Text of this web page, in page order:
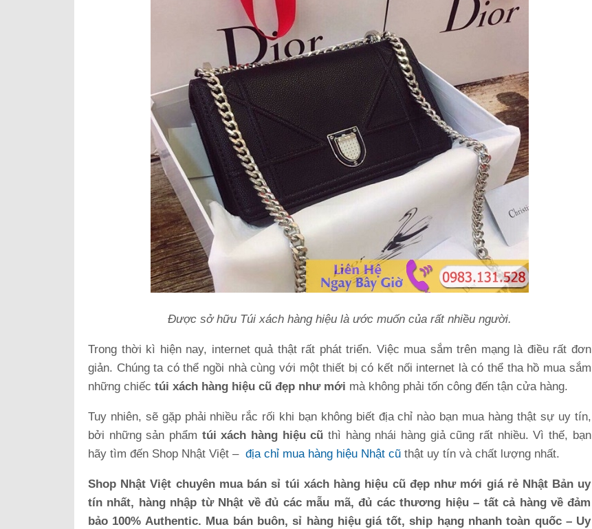
Được sở hữu Túi xách hàng hiệu là ước muốn của rất nhiều người.
Trong thời kì hiện nay, internet quả thật rất phát triển. Việc mua sắm trên mạng là điều rất đơn
giản. Chúng ta có thể ngồi nhà cùng với một thiết bị có kết nối internet là có thể tha hồ mua sắm
những chiếc túi xách hàng hiệu cũ đẹp như mới mà không phải tốn công đến tận cửa hàng.
Tuy nhiên, sẽ gặp phải nhiều rắc rối khi bạn không biết địa chỉ nào bạn mua hàng thật sự uy tín,
bởi những sản phẩm túi xách hàng hiệu cũ thì hàng nhái hàng giả cũng rất nhiều. Vì thế, bạn
hãy tìm đến Shop Nhật Việt – địa chỉ mua hàng hiệu Nhật cũ thật uy tín và chất lượng nhất.
Shop Nhật Việt chuyên mua bán sỉ túi xách hàng hiệu cũ đẹp như mới giá rẻ Nhật Bản uy
tín nhất, hàng nhập từ Nhật về đủ các mẫu mã, đủ các thương hiệu – tất cả hàng về đảm
bảo 100% Authentic. Mua bán buôn, sỉ hàng hiệu giá tốt, ship hạng nhanh toàn quốc – Uy